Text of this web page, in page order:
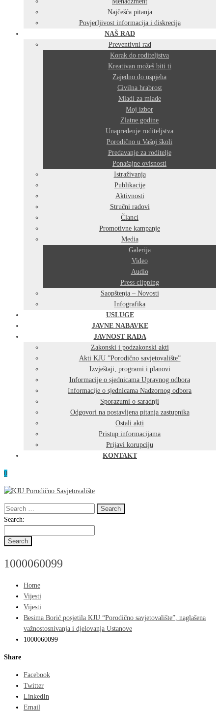
Najčešća pitanja
Povjerljivost informacija i diskrecija
NAŠ RAD
Preventivni rad
Korak do roditeljstva
Kreativan možeš biti ti
Zajedno do uspjeha
Civilna hrabrost
Mladi za mlade
Moj izbor
Zlatne godine
Unapređenje roditeljstva
Porodično u Vašoj školi
Predavanje za roditelje
Ponašajne ovisnosti
Istraživanja
Publikacije
Aktivnosti
Stručni radovi
Članci
Promotivne kampanje
Media
Galerija
Video
Audio
Press clipping
Saopštenja – Novosti
Infografika
USLUGE
JAVNE NABAVKE
JAVNOST RADA
Zakonski i podzakonski akti
Akti KJU ”Porodično savjetovalište”
Izvještaji, programi i planovi
Informacije o sjednicama Upravnog odbora
Informacije o sjednicama Nadzornog odbora
Sporazumi o saradnji
Odgovori na postavljena pitanja zastupnika
Ostali akti
Pristup informacijama
Prijavi korupciju
KONTAKT
0
Search
for:
Search
Search:
1000060099
Home
Vijesti
Vijesti
Besima Borić posjetila KJU “Porodično savjetovalište”, naglašena
važnostosnivanja i djelovanja Ustanove
1000060099
Share
Facebook
Twitter
LinkedIn
Email